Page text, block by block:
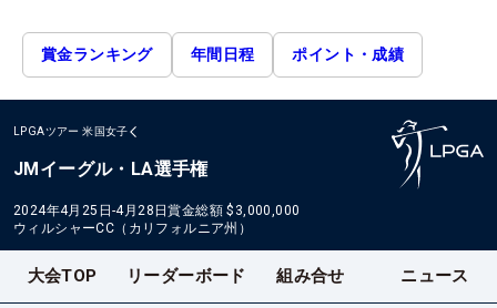
賞金ランキング 年間日程 ポイント・成績
LPGAツアー 米国女子
JMイーグル・LA選手権
2024年4月25日-4月28日賞金総額 $3,000,000
ウィルシャーCC（カリフォルニア州）
大会TOP リーダーボード 組み合せ ニュース